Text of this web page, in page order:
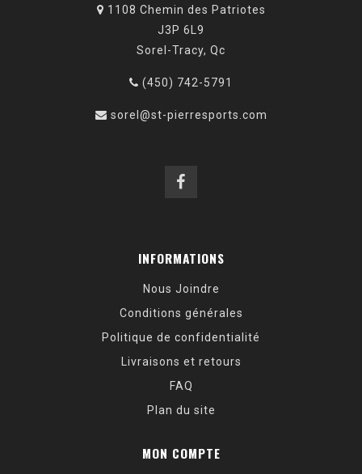
1108 Chemin des Patriotes
J3P 6L9
Sorel-Tracy, Qc
(450) 742-5791
sorel@st-pierresports.com
INFORMATIONS
Nous Joindre
Conditions générales
Politique de confidentialité
Livraisons et retours
FAQ
Plan du site
MON COMPTE